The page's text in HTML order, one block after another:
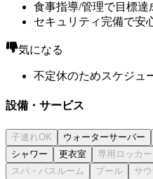
食事指導/管理で目標達
セキュリティ完備で安
気になる
不定休のためスケジュ
設備・サービス
ウォーターサーバー
シャワー
更衣室